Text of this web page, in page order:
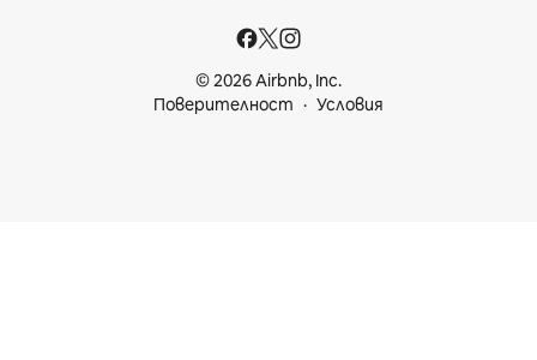
© 2026 Airbnb, Inc.
Поверителност
Условия